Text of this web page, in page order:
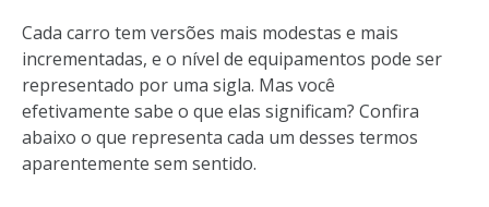
Cada carro tem versões mais modestas e mais
incrementadas, e o nível de equipamentos pode ser
representado por uma sigla. Mas você
efetivamente sabe o que elas significam? Confira
abaixo o que representa cada um desses termos
aparentemente sem sentido.